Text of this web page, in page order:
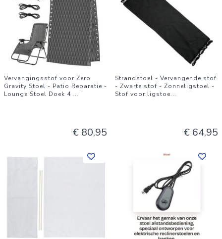
Vervangingsstof voor Zero
Gravity Stoel - Patio Reparatie -
Lounge Stoel Doek 4 ...
€ 80,95
Strandstoel - Vervangende stof
- Zwarte stof - Zonneligstoel -
Stof voor ligstoe...
€ 64,95